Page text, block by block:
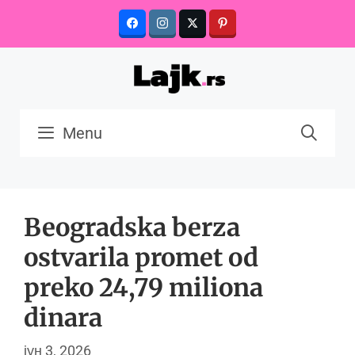
content
Menu
Beogradska berza
ostvarila promet od
preko 24,79 miliona
dinara
јун 3, 2026